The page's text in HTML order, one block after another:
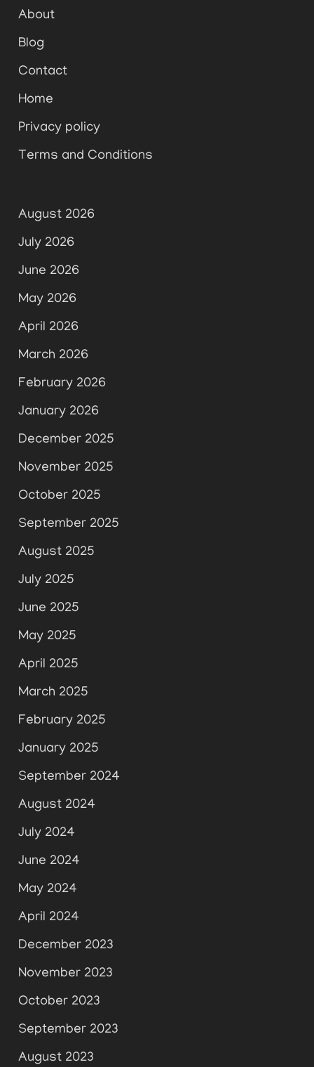
About
Blog
Contact
Home
Privacy policy
Terms and Conditions
August 2026
July 2026
June 2026
May 2026
April 2026
March 2026
February 2026
January 2026
December 2025
November 2025
October 2025
September 2025
August 2025
July 2025
June 2025
May 2025
April 2025
March 2025
February 2025
January 2025
September 2024
August 2024
July 2024
June 2024
May 2024
April 2024
December 2023
November 2023
October 2023
September 2023
August 2023